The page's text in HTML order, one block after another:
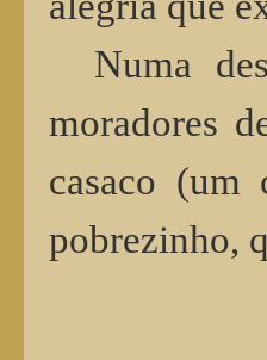
Numa
moradores
casaco
pobrezinho,